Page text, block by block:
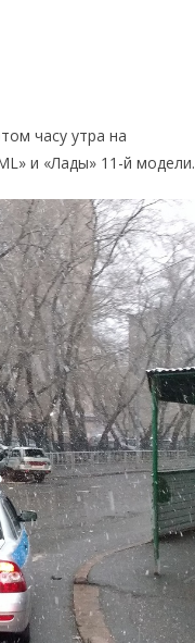
часу утра на
и «Лады» 11-й модели.